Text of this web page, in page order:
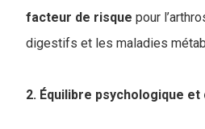
facteur de risque pour
digestifs et les maladies
2. Équilibre psychologique